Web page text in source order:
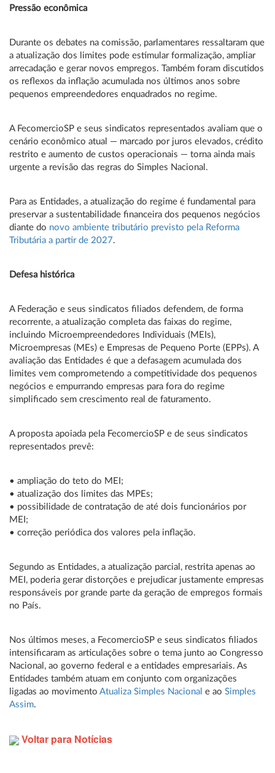
Pressão econômica
Durante os debates na comissão, parlamentares ressaltaram que
a atualização dos limites pode estimular formalização, ampliar
arrecadação e gerar novos empregos. Também foram discutidos
os reflexos da inflação acumulada nos últimos anos sobre
pequenos empreendedores enquadrados no regime.
A FecomercioSP e seus sindicatos representados avaliam que o
cenário econômico atual — marcado por juros elevados, crédito
restrito e aumento de custos operacionais — torna ainda mais
urgente a revisão das regras do Simples Nacional.
Para as Entidades, a atualização do regime é fundamental para
preservar a sustentabilidade financeira dos pequenos negócios
diante do novo ambiente tributário previsto pela Reforma
Tributária a partir de 2027.
Defesa histórica
A Federação e seus sindicatos filiados defendem, de forma
recorrente, a atualização completa das faixas do regime,
incluindo Microempreendedores Individuais (MEIs),
Microempresas (MEs) e Empresas de Pequeno Porte (EPPs). A
avaliação das Entidades é que a defasagem acumulada dos
limites vem comprometendo a competitividade dos pequenos
negócios e empurrando empresas para fora do regime
simplificado sem crescimento real de faturamento.
A proposta apoiada pela FecomercioSP e de seus sindicatos
representados prevê:
• ampliação do teto do MEI;
• atualização dos limites das MPEs;
• possibilidade de contratação de até dois funcionários por
MEI;
• correção periódica dos valores pela inflação.
Segundo as Entidades, a atualização parcial, restrita apenas ao
MEI, poderia gerar distorções e prejudicar justamente empresas
responsáveis por grande parte da geração de empregos formais
no País.
Nos últimos meses, a FecomercioSP e seus sindicatos filiados
intensificaram as articulações sobre o tema junto ao Congresso
Nacional, ao governo federal e a entidades empresariais. As
Entidades também atuam em conjunto com organizações
ligadas ao movimento Atualiza Simples Nacional e ao Simples
Assim.
Voltar para Notícias